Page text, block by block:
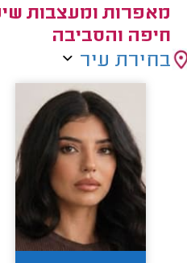
מאפרות ומעצבות
חיפה והסביבה
בחירת עיר